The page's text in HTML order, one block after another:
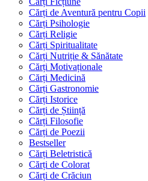
Cărți de Aventură pentru Copii
Cărți Psihologie
Cărți Religie
Cărți Spiritualitate
Cărți Nutriție & Sănătate
Cărți Motivaționale
Cărți Medicină
Cărți Gastronomie
Cărți Istorice
Cărți de Știință
Cărți Filosofie
Cărți de Poezii
Bestseller
Cărți Beletristică
Cărți de Colorat
Cărți de Crăciun